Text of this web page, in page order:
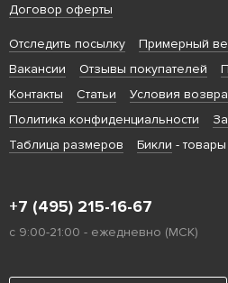
Договор оферты
Отследить посылку Примерный
Вакансии
Отзывы покупателей
Контакты
Статьи
Условия
Политика конфиденциальности
Таблица размеров
Бикли -
+7 (495) 215-16-67
с 9:00-21:00 - ежедневно (МСК)